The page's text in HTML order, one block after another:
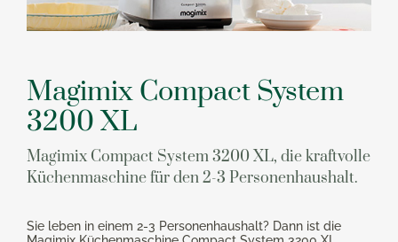
Magimix Compact System
3200 XL
Magimix Compact System 3200 XL, die kraftvolle
Küchenmaschine für den 2-3 Personenhaushalt.
Sie leben in einem 2-3 Personenhaushalt? Dann ist die